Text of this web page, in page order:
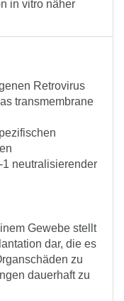
in vitro näher
Retrovirus
transmembrane
neutralisierender
Gewebe stellt
dar, die es
zu
dauerhaft zu